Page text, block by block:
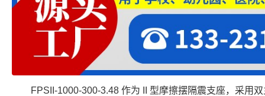
FPSII-1000-300-3.48 作为 II 型摩擦摆隔震支座，采用